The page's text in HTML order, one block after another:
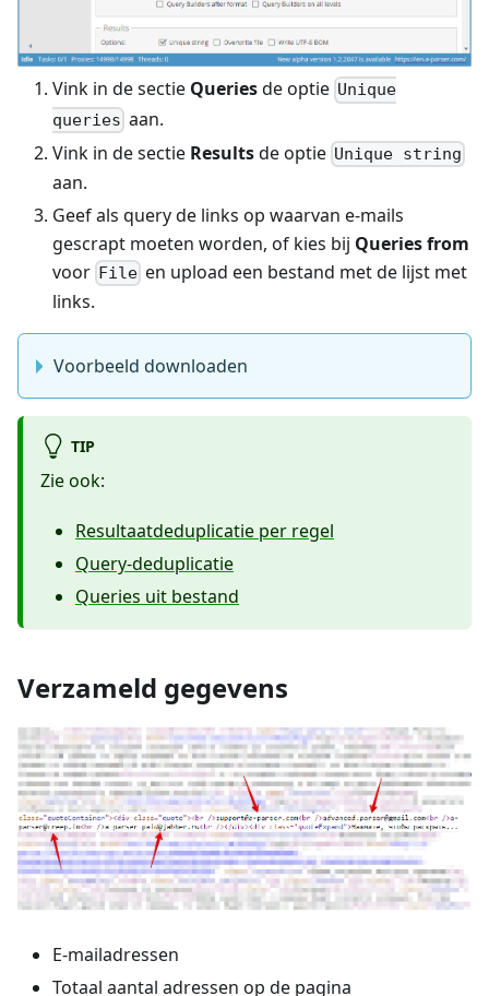
Vink in de sectie Queriesde optie Unique
queries aan.
Vink in de sectie Resultsde optie Unique string
aan.
Geef als query de links op waarvan e-mails
gescrapt moeten worden, of kies bij Queries from
voor File en upload een bestand met de lijst met
links.
Voorbeeld downloaden
TIP
Zie ook:
Resultaatdeduplicatie per regel
Query-deduplicatie
Queries uit bestand
Verzameld gegevens
E-mailadressen
Totaal aantal adressen op de pagina